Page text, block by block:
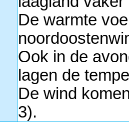
De warmte
Ook in de
lagen de
De wind
3).